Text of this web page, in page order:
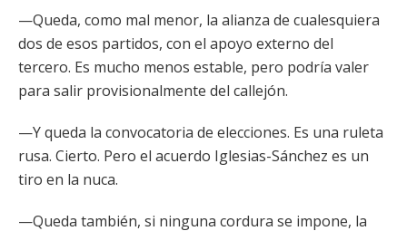
—Queda, como mal menor, la alianza de cualesquiera
dos de esos partidos, con el apoyo externo del
tercero. Es mucho menos estable, pero podría valer
para salir provisionalmente del callejón.
—Y queda la convocatoria de elecciones. Es una ruleta
rusa. Cierto. Pero el acuerdo Iglesias-Sánchez es un
tiro en la nuca.
—Queda también, si ninguna cordura se impone, la